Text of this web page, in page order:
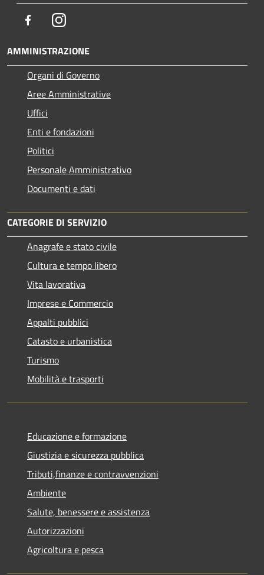
FacebookInstagram
AMMINISTRAZIONE
Organi di Governo
Aree Amministrative
Uffici
Enti e fondazioni
Politici
Personale Amministrativo
Documenti e dati
CATEGORIE DI SERVIZIO
Anagrafe e stato civile
Cultura e tempo libero
Vita lavorativa
Imprese e Commercio
Appalti pubblici
Catasto e urbanistica
Turismo
Mobilità e trasporti
Educazione e formazione
Giustizia e sicurezza pubblica
Tributi,finanze e contravvenzioni
Ambiente
Salute, benessere e assistenza
Autorizzazioni
Agricoltura e pesca